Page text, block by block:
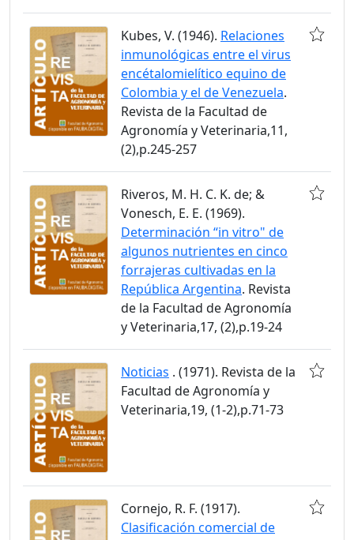
Kubes, V. (1946). Relaciones
inmunológicas entre el virus
encétalomielítico equino de
Colombia y el de Venezuela.
Revista de la Facultad de
Agronomía y Veterinaria,11,
(2),p.245-257
Riveros, M. H. C. K. de; &
Vonesch, E. E. (1969).
Determinación “in vitro" de
algunos nutrientes en cinco
forrajeras cultivadas en la
República Argentina. Revista
de la Facultad de Agronomía
y Veterinaria,17, (2),p.19-24
Noticias . (1971). Revista de la
Facultad de Agronomía y
Veterinaria,19, (1-2),p.71-73
Cornejo, R. F. (1917).
Clasificación comercial de